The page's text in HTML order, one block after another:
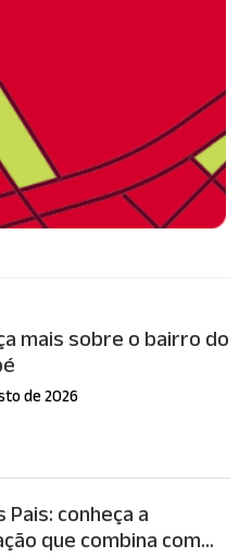
mais sobre o bairro do
de 2026
Pais: conheça a
que combina com...